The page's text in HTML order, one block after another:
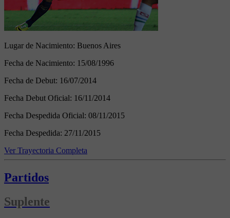
Lugar de Nacimiento: Buenos Aires
Fecha de Nacimiento: 15/08/1996
Fecha de Debut: 16/07/2014
Fecha Debut Oficial: 16/11/2014
Fecha Despedida Oficial: 08/11/2015
Fecha Despedida: 27/11/2015
Ver Trayectoria Completa
Partidos
Suplente